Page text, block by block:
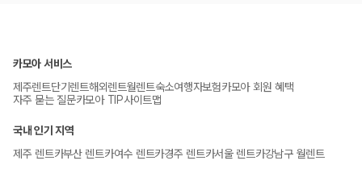
카모아 서비스
제주렌트단기렌트해외렌트월렌트숙소여행자보험카모아 회원 혜택
자주 묻는 질문카모아 TIP사이트맵
국내 인기 지역
제주 렌트카부산 렌트카여수 렌트카경주 렌트카서울 렌트카강남구 월렌트